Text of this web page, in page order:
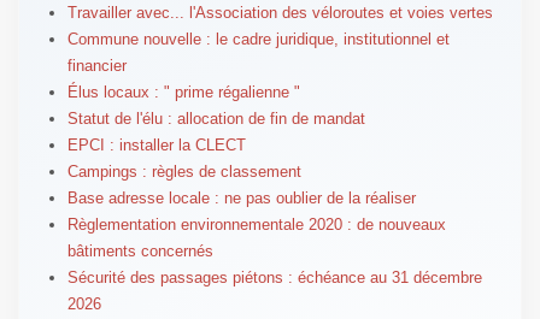
Travailler avec... l'Association des véloroutes et voies vertes
Commune nouvelle : le cadre juridique, institutionnel et
financier
Élus locaux : " prime régalienne "
Statut de l'élu : allocation de fin de mandat
EPCI : installer la CLECT
Campings : règles de classement
Base adresse locale : ne pas oublier de la réaliser
Règlementation environnementale 2020 : de nouveaux
bâtiments concernés
Sécurité des passages piétons : échéance au 31 décembre
2026